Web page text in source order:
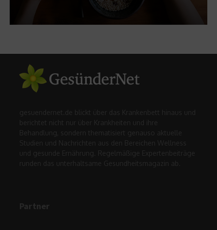
gesuendernet.de blickt über das Krankenbett hinaus und
berichtet nicht nur über Krankheiten und ihre
Behandlung, sondern thematisiert genauso aktuelle
Studien und Nachrichten aus den Bereichen Wellness
und gesunde Ernährung. Regelmäßige Expertenbeiträge
runden das unterhaltsame Gesundheitsmagazin ab.
Partner